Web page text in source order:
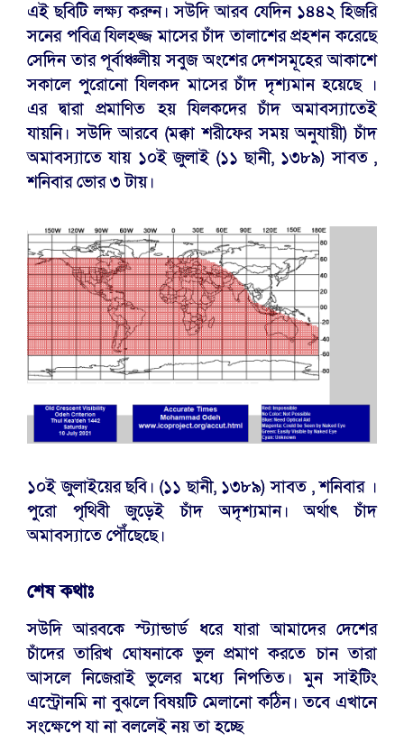
এই ছবিটি লক্ষ্য করুন। সউদি আরব যেদিন ১৪৪২ হিজরি
সনের পবিত্র যিলহজ্জ মাসের চাঁদ তালাশের প্রহশন করেছে
সেদিন তার পূর্বাঞ্চলীয় সবুজ অংশের দেশসমূহের আকাশে
সকালে পুরোনো যিলকদ মাসের চাঁদ দৃশ্যমান হয়েছে ।
এর দ্বারা প্রমাণিত হয় যিলকদের চাঁদ অমাবস্যাতেই
যায়নি। সউদি আরবে (মক্কা শরীফের সময় অনুযায়ী) চাঁদ
অমাবস্যাতে যায় ১০ই জুলাই (১১ ছানী, ১৩৮৯) সাবত ,
শনিবার ভোর ৩ টায়।
১০ই জুলাইয়ের ছবি। (১১ ছানী, ১৩৮৯) সাবত , শনিবার ।
পুরো পৃথিবী জুড়েই চাঁদ অদৃশ্যমান। অর্থাৎ চাঁদ
অমাবস্যাতে পৌঁছেছে।
শেষ কথাঃ
সউদি আরবকে স্ট্যান্ডার্ড ধরে যারা আমাদের দেশের
চাঁদের তারিখ ঘোষনাকে ভুল প্রমাণ করতে চান তারা
আসলে নিজেরাই ভুলের মধ্যে নিপতিত। মুন সাইটিং
এস্ট্রোনমি না বুঝলে বিষয়টি মেলানো কঠিন। তবে এখানে
সংক্ষেপে যা না বললেই নয় তা হচ্ছে